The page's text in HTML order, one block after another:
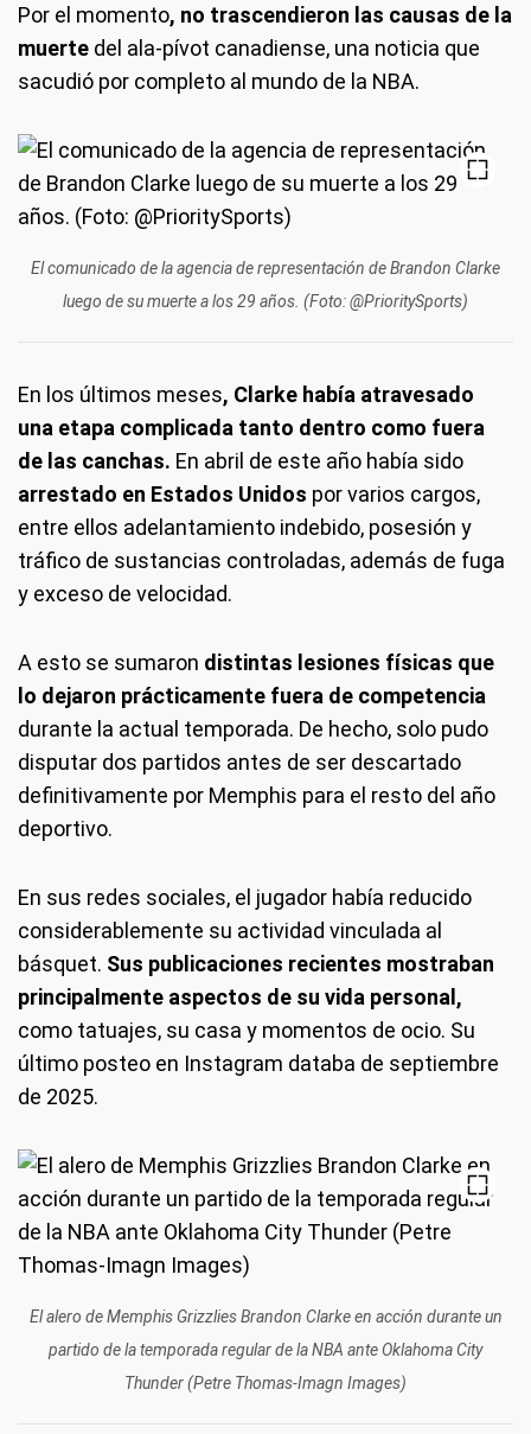
Por el momento, no trascendieron las causas de la
muerte del ala-pívot canadiense, una noticia que
sacudió por completo al mundo de la NBA.
El comunicado de la agencia de representación de Brandon Clarke
luego de su muerte a los 29 años. (Foto: @PrioritySports)
En los últimos meses, Clarke había atravesado
una etapa complicada tanto dentro como fuera
de las canchas. En abril de este año había sido
arrestado en Estados Unidos por varios cargos,
entre ellos adelantamiento indebido, posesión y
tráfico de sustancias controladas, además de fuga
y exceso de velocidad.
A esto se sumaron distintas lesiones físicas que
lo dejaron prácticamente fuera de competencia
durante la actual temporada. De hecho, solo pudo
disputar dos partidos antes de ser descartado
definitivamente por Memphis para el resto del año
deportivo.
En sus redes sociales, el jugador había reducido
considerablemente su actividad vinculada al
básquet. Sus publicaciones recientes mostraban
principalmente aspectos de su vida personal,
como tatuajes, su casa y momentos de ocio. Su
último posteo en Instagram databa de septiembre
de 2025.
El alero de Memphis Grizzlies Brandon Clarke en acción durante un
partido de la temporada regular de la NBA ante Oklahoma City
Thunder (Petre Thomas-Imagn Images)